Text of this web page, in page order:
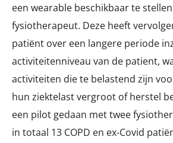
een wearable beschikbaar te
fysiotherapeut. Deze heeft
patiënt over een langere periode
activiteitenniveau van de patient,
activiteiten die te belastend zijn
hun ziektelast vergroot of herstel
een pilot gedaan met twee
in totaal 13 COPD en ex-Covid